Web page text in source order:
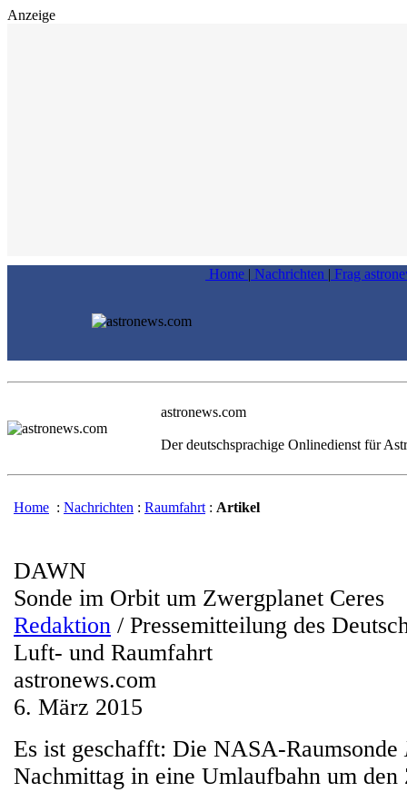
Anzeige
Home | Nachrichten | Frag
astronews.com
Der deutschsprachige Onlinedienst für
Home : Nachrichten : Raumfahrt : Artikel
DAWN
Sonde im Orbit um Zwergplanet Ceres
Redaktion / Pressemitteilung des
Luft- und Raumfahrt
astronews.com
6. März 2015
Es ist geschafft: Die NASA-Raumsonde
Nachmittag in eine Umlaufbahn um den